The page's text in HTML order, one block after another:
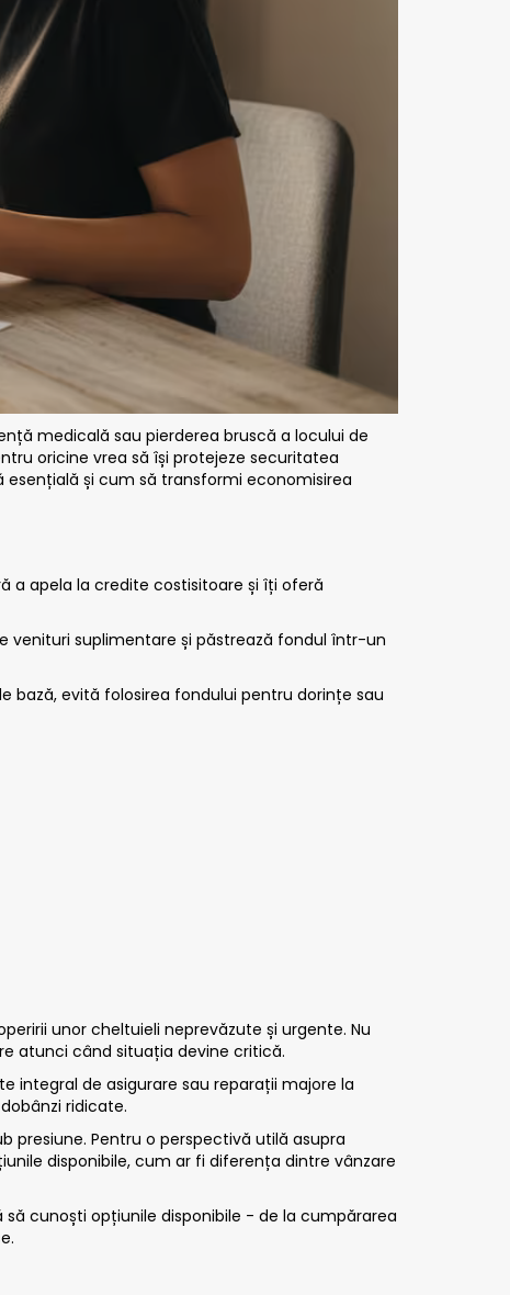
medicală sau pierderea bruscă a locului de
oricine vrea să își protejeze securitatea
și cum să transformi economisirea
a apela la credite costisitoare și îți oferă
suplimentare și păstrează fondul într-un
bază, evită folosirea fondului pentru dorințe sau
unor cheltuieli neprevăzute și urgente. Nu
atunci când situația devine critică.
integral de asigurare sau reparații majore la
ridicate.
presiune. Pentru o perspectivă utilă asupra
disponibile, cum ar fi diferența dintre vânzare
cunoști opțiunile disponibile - de la cumpărarea